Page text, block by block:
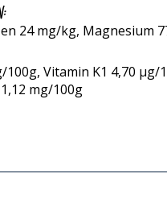
24 mg/kg, Magnesium
Vitamin K1 4,70 µg/
mg/100g